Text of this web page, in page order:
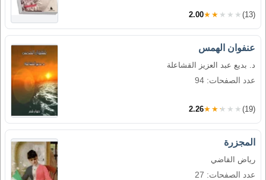
2.00★★★★★ (13)
عنفوان الهمس
د. بديع عبد العزيز القشاعلة
عدد الصفحات: 94
2.26★★★★★ (19)
المجزرة
رياض القاضي
عدد الصفحات: 27